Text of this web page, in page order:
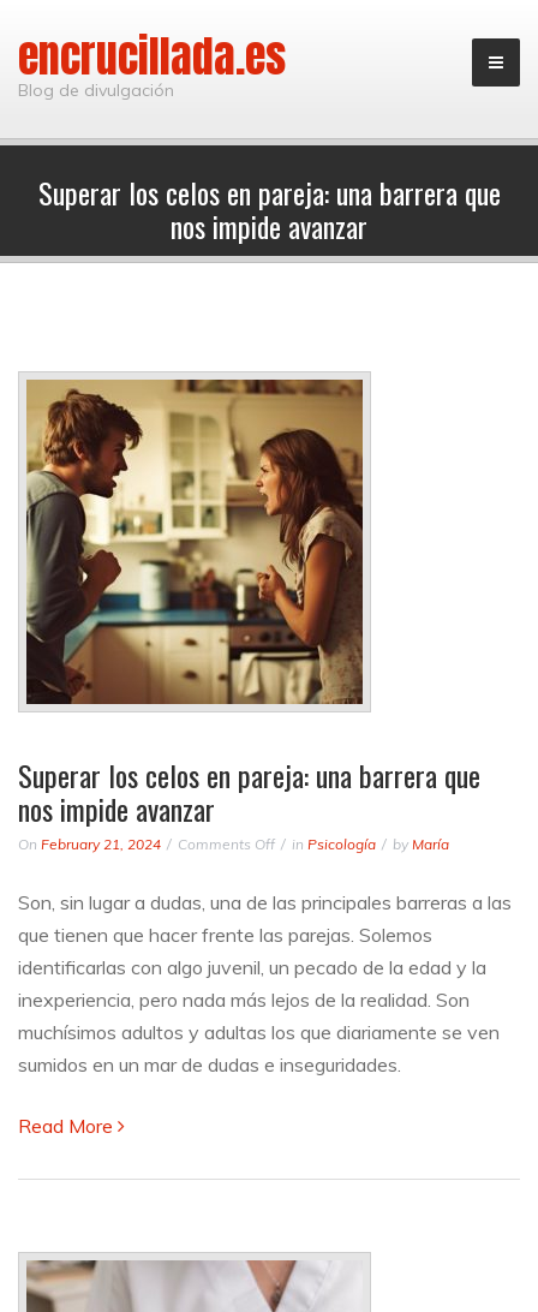
encrucillada.es
Blog de divulgación
Superar los celos en pareja: una barrera que
nos impide avanzar
Superar los celos en pareja: una barrera que
nos impide avanzar
On February 21, 2024 Comments Offon
celos
en
pareja:
barrera
que
nos
in Psicología by María
Son, sin lugar a dudas, una de las principales barreras a las
que tienen que hacer frente las parejas. Solemos
identificarlas con algo juvenil, un pecado de la edad y la
inexperiencia, pero nada más lejos de la realidad. Son
muchísimos adultos y adultas los que diariamente se ven
sumidos en un mar de dudas e inseguridades.
Read More